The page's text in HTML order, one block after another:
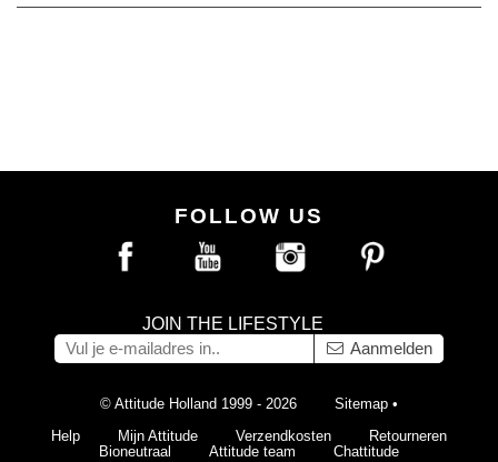
FOLLOW US
JOIN THE LIFESTYLE
Aanmelden
© Attitude Holland 1999 - 2026 Sitemap •
Help
Mijn Attitude Verzendkosten
Retourneren
Bioneutraal
Attitude team Chattitude